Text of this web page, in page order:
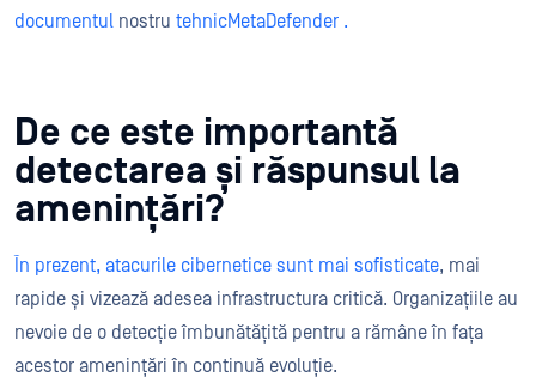
documentul nostru tehnicMetaDefender .
De ce este importantă
detectarea și răspunsul la
amenințări?
În prezent, atacurile cibernetice sunt mai sofisticate, mai
rapide și vizează adesea infrastructura critică. Organizațiile au
nevoie de o detecție îmbunătățită pentru a rămâne în fața
acestor amenințări în continuă evoluție.